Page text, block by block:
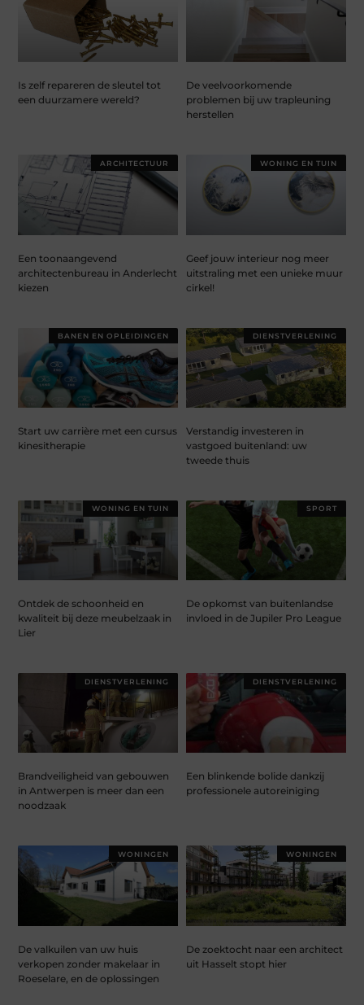
Is zelf repareren de sleutel tot
een duurzamere wereld?
De veelvoorkomende
problemen bij uw trapleuning
herstellen
ARCHITECTUUR
Een toonaangevend
architectenbureau in Anderlecht
kiezen
WONING EN TUIN
Geef jouw interieur nog meer
uitstraling met een unieke muur
cirkel!
BANEN EN OPLEIDINGEN
Start uw carrière met een cursus
kinesitherapie
DIENSTVERLENING
Verstandig investeren in
vastgoed buitenland: uw
tweede thuis
WONING EN TUIN
Ontdek de schoonheid en
kwaliteit bij deze meubelzaak in
Lier
SPORT
De opkomst van buitenlandse
invloed in de Jupiler Pro League
DIENSTVERLENING
Brandveiligheid van gebouwen
in Antwerpen is meer dan een
noodzaak
DIENSTVERLENING
Een blinkende bolide dankzij
professionele autoreiniging
WONINGEN
De valkuilen van uw huis
verkopen zonder makelaar in
Roeselare, en de oplossingen
WONINGEN
De zoektocht naar een architect
uit Hasselt stopt hier